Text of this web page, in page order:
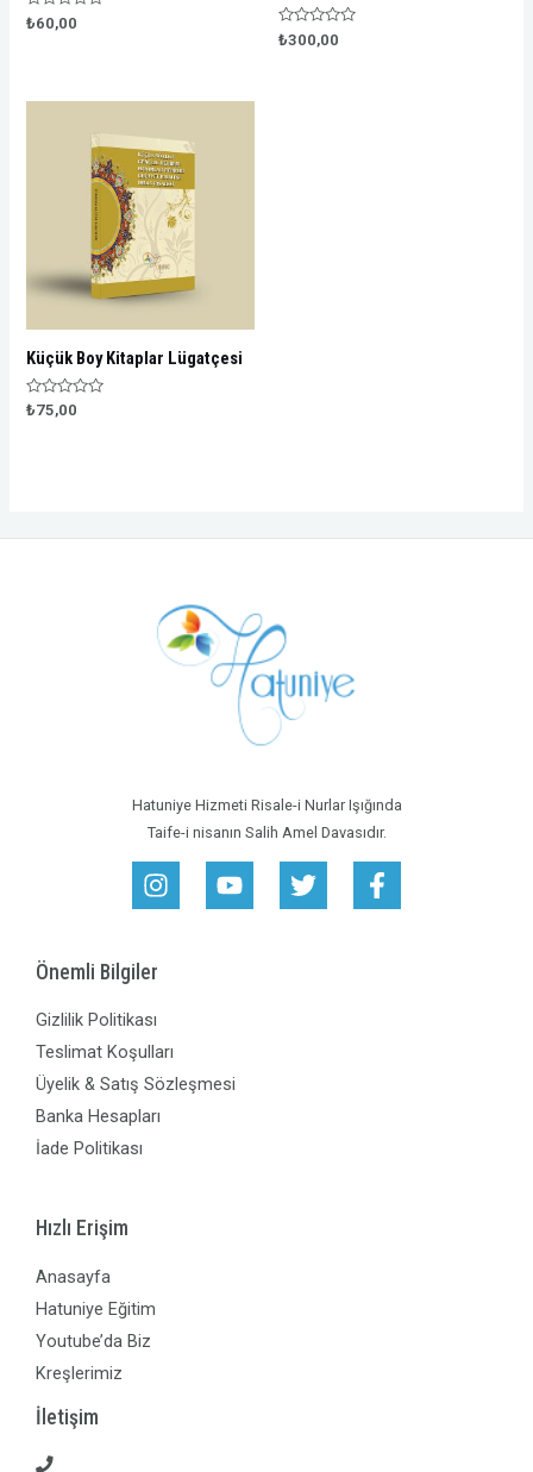
Rated
0
₺60,00
Rated
0
₺300,00
Küçük Boy Kitaplar Lügatçesi
Rated
₺75,00
Hatuniye Hizmeti Risale-i Nurlar Işığında
Taife-i nisanın Salih Amel Davasıdır.
Önemli Bilgiler
Gizlilik Politikası
Teslimat Koşulları
Üyelik & Satış Sözleşmesi
Banka Hesapları
İade Politikası
Hızlı Erişim
Anasayfa
Hatuniye Eğitim
Youtube’da Biz
Kreşlerimiz
İletişim